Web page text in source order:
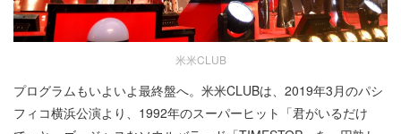
米米CLUB
プログラムもいよいよ最終盤へ。米米CLUBは、2019年3月のパシ
フィコ横浜公演より、1992年のスーパーヒット「君がいるだけ